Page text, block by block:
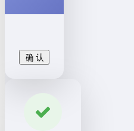
确 认